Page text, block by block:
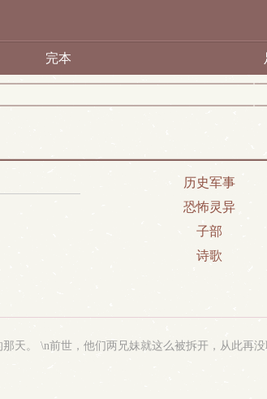
完本
历史军事
恐怖灵异
子部
诗歌
天。 \n前世，他们两兄妹就这么被拆开，从此再